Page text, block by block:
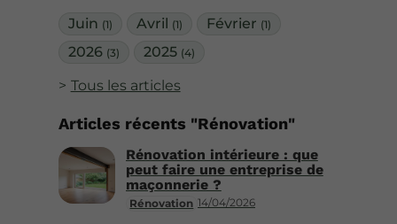
Juin (1) Avril (1) Février (1)
2026 (3) 2025 (4)
Tous les articles
Articles récents "Rénovation"
Rénovation 14/04/2026
Rénovation intérieure : que
peut faire une entreprise de
maçonnerie ?